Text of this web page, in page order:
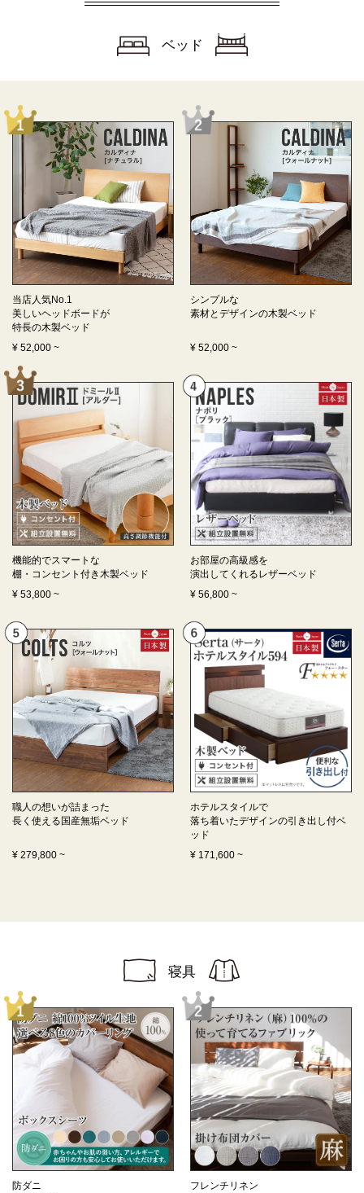
ベッド
当店人気No.1
美しいヘッドボードが
特長の木製ベッド
¥ 52,000 ~
シンプルな
素材とデザインの木製ベッド
¥ 52,000 ~
機能的でスマートな
棚・コンセント付き木製ベッド
¥ 53,800 ~
お部屋の高級感を
演出してくれるレザーベッド
¥ 56,800 ~
職人の想いが詰まった
長く使える 国産無垢ベッド
¥ 279,800 ~
ホテルスタイルで
落ち着いたデザインの引き出し付ベ
ッド
¥ 171,600 ~
寝具
防ダニ
フレンチリネン